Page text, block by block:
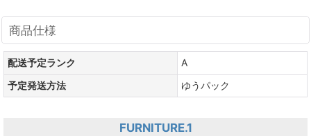
商品仕様
配送予定ランク
A
予定発送方法
ゆうパック
FURNITURE.1